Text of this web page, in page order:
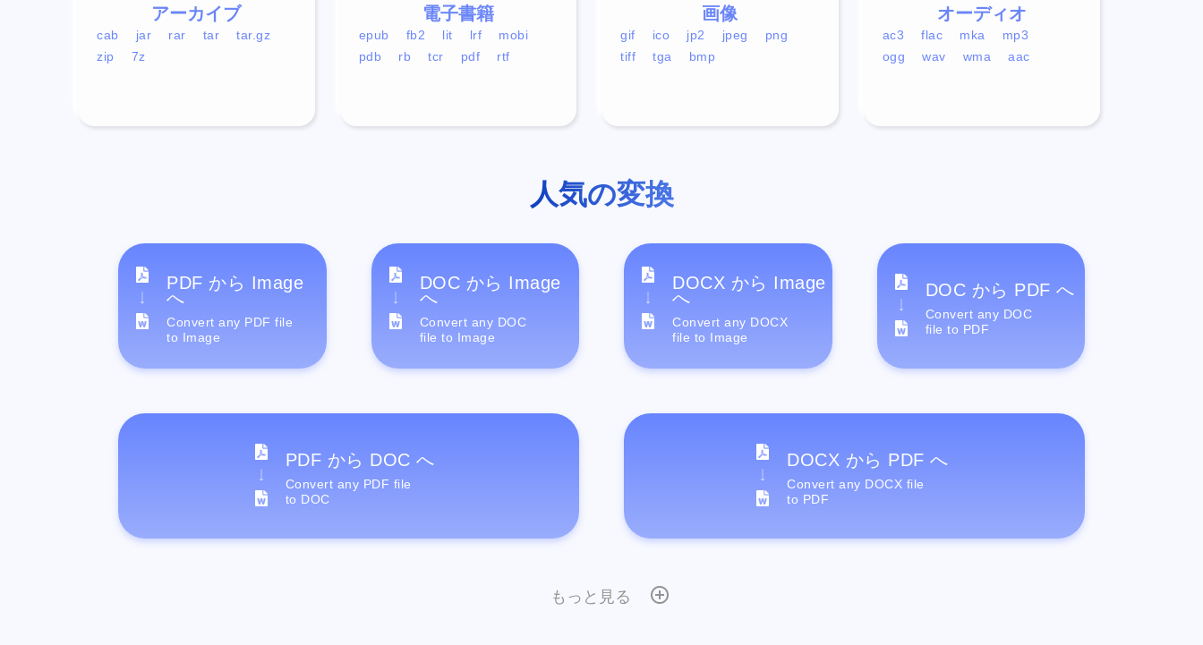
オーディオ
ac3 flac mka
mp3
ogg
wav wma aac
画像
gif ico jp2 jpeg
png
tiff
tga bmp
電子書籍
epub fb2 lit lrf
mobi
pdb
rb tcr pdf rtf
アーカイブ
cab jar rar tar
tar.gz
zip
7z
人気の変換
PDF から Image
へ
Convert any PDF file
to Image
DOC から Image
へ
Convert any DOC
file to Image
DOCX から Image
へ
Convert any DOCX
file to Image
DOC から PDF へ
Convert any DOC
file to PDF
PDF から DOC へ
Convert any PDF file
to DOC
DOCX から PDF へ
Convert any DOCX file
to PDF
もっと見る